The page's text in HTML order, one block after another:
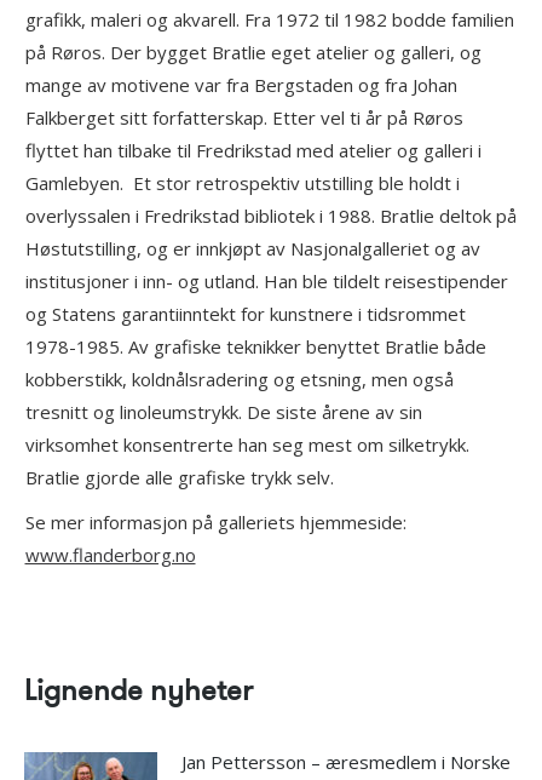
grafikk, maleri og akvarell. Fra 1972 til 1982 bodde familien
på Røros. Der bygget Bratlie eget atelier og galleri, og
mange av motivene var fra Bergstaden og fra Johan
Falkberget sitt forfatterskap. Etter vel ti år på Røros
flyttet han tilbake til Fredrikstad med atelier og galleri i
Gamlebyen. Et stor retrospektiv utstilling ble holdt i
overlyssalen i Fredrikstad bibliotek i 1988. Bratlie deltok på
Høstutstilling, og er innkjøpt av Nasjonalgalleriet og av
institusjoner i inn- og utland. Han ble tildelt reisestipender
og Statens garantiinntekt for kunstnere i tidsrommet
1978-1985. Av grafiske teknikker benyttet Bratlie både
kobberstikk, koldnålsradering og etsning, men også
tresnitt og linoleumstrykk. De siste årene av sin
virksomhet konsentrerte han seg mest om silketrykk.
Bratlie gjorde alle grafiske trykk selv.
Se mer informasjon på galleriets hjemmeside:
www.flanderborg.no
Lignende nyheter
Jan Pettersson – æresmedlem i Norske